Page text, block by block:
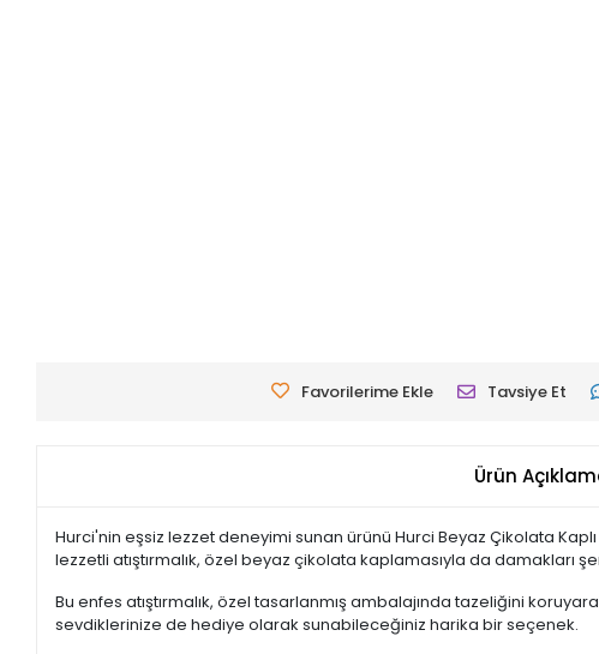
Favorilerime Ekle Tavsiye Et
Ürün
Hurci'nin eşsiz lezzet deneyimi sunan ürünü Hurci Beyaz Çikolata
lezzetli atıştırmalık, özel beyaz çikolata kaplamasıyla da damakları
Bu enfes atıştırmalık, özel tasarlanmış ambalajında tazeliğini
sevdiklerinize de hediye olarak sunabileceğiniz harika bir seçenek.